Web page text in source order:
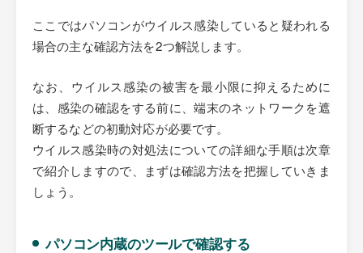
ここではパソコンがウイルス感染していると疑われる
場合の主な確認方法を2つ解説します。
なお、ウイルス感染の被害を最小限に抑えるために
は、感染の確認をする前に、端末のネットワークを遮
断するなどの初動対応が必要です。
ウイルス感染時の対処法についての詳細な手順は次章
で紹介しますので、まずは確認方法を把握していきま
しょう。
パソコン内蔵のツールで確認する